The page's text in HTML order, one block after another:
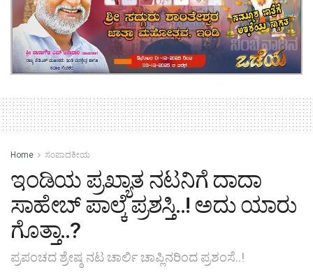
Home ಸಂಪಾದಕೀಯ
ಇಂಡಿಯ ಪ್ರಖ್ಯಾತ ನಟನಿಗೆ ದಾದಾ
ಸಾಹೇಬ್ ಪಾಲ್ಕೆ ಪ್ರಶಸ್ತಿ..! ಅದು ಯಾರು
ಗೊತ್ತಾ..?
ಪ್ರಪಂಚದ ಶ್ರೇಷ್ಠ ನಟ ಚಾರ್ಲಿ ಚಾಪ್ಲಿನರಿಂದ ಪ್ರಶಂಸೆ..!